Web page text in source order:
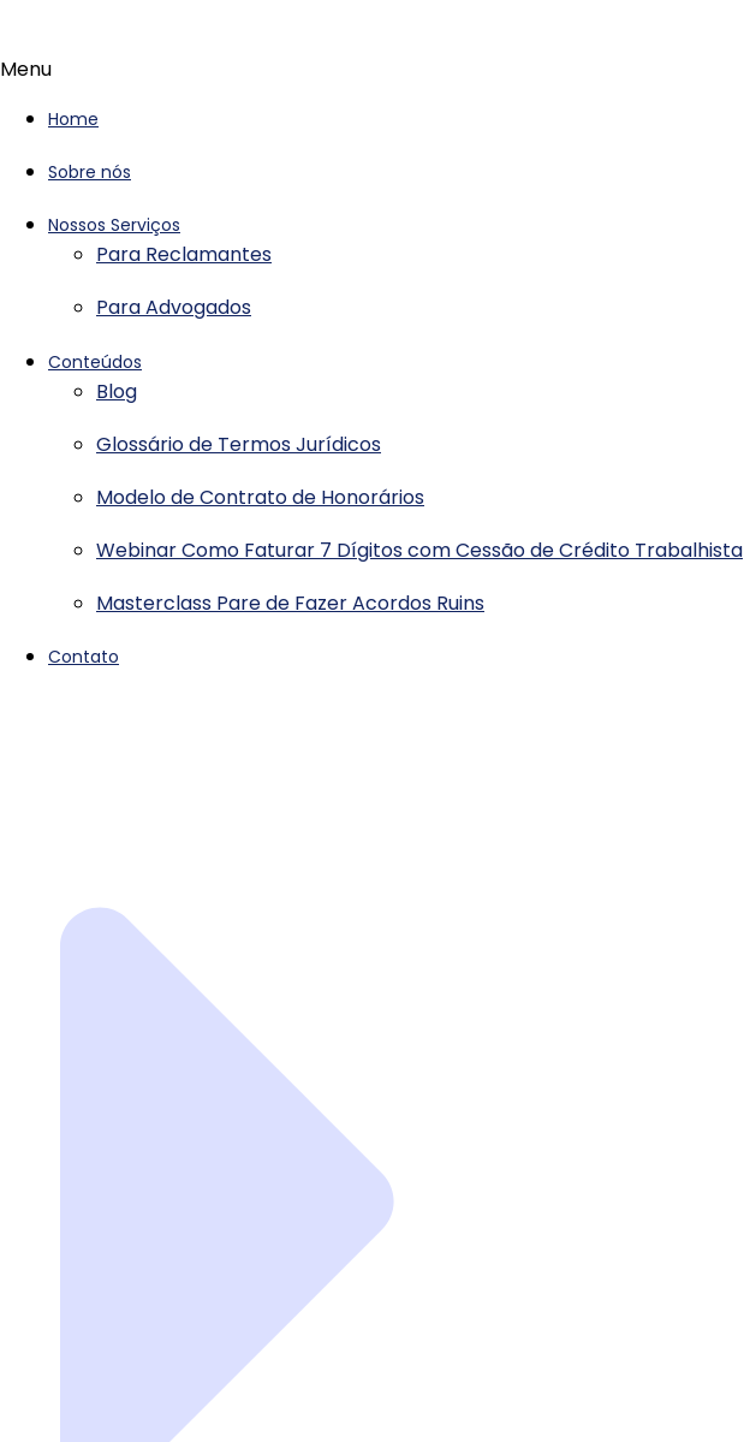
Menu
Home
Sobre nós
Nossos Serviços
Para Reclamantes
Para Advogados
Conteúdos
Blog
Glossário de Termos Jurídicos
Modelo de Contrato de Honorários
Webinar Como Faturar 7 Dígitos com Cessão de Crédito Trabalhista
Masterclass Pare de Fazer Acordos Ruins
Contato